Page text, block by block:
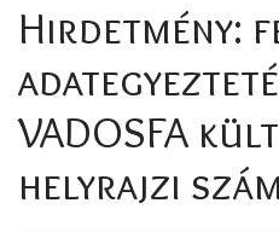
Hirdetmény:
VADOSFA
helyrajzi